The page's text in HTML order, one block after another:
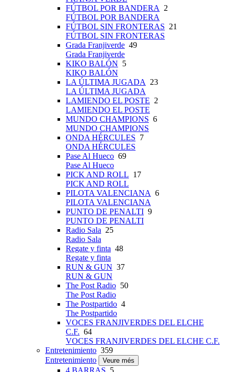
FÚTBOL POR BANDERA
2
FÚTBOL POR BANDERA
FÚTBOL SIN FRONTERAS 21
FÚTBOL SIN FRONTERAS
Grada Franjiverde 49
Grada Franjiverde
KIKO BALÓN 5
KIKO BALÓN
LA ÚLTIMA JUGADA
23
LA ÚLTIMA JUGADA
LAMIENDO EL POSTE 2
LAMIENDO EL POSTE
MUNDO CHAMPIONS 6
MUNDO CHAMPIONS
ONDA HÉRCULES 7
ONDA HÉRCULES
Pase Al Hueco 69
Pase Al Hueco
PICK AND ROLL 17
PICK AND ROLL
PILOTA VALENCIANA 6
PILOTA VALENCIANA
PUNTO DE PENALTI 9
PUNTO DE PENALTI
Radio Sala 25
Radio Sala
Regate y finta 48
Regate y finta
RUN & GUN 37
RUN & GUN
The Post Radio 50
The Post Radio
The Postpartido 4
The Postpartido
VOCES FRANJIVERDES DEL ELCHE
C.F. 64
VOCES FRANJIVERDES DEL ELCHE C.F.
Entretenimiento 359
Entretenimiento
Veure més